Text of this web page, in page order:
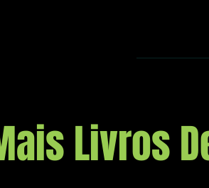
Livros